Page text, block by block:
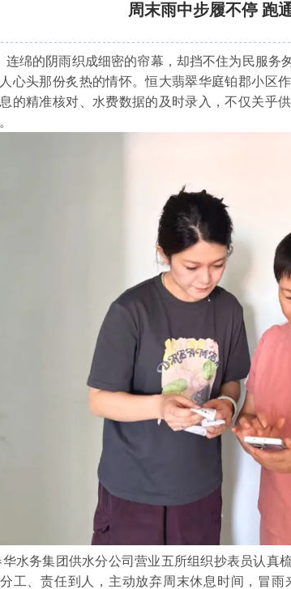
周末雨中步履不停 跑
绵的阴雨织成细密的帘幕，却挡不住为民服务
心头那份炙热的情怀。恒大翡翠华庭铂郡小区
的精准核对、水费数据的及时录入，不仅关乎
华水务集团供水分公司营业五所组织抄表员认真
工、责任到人，主动放弃周末休息时间，冒